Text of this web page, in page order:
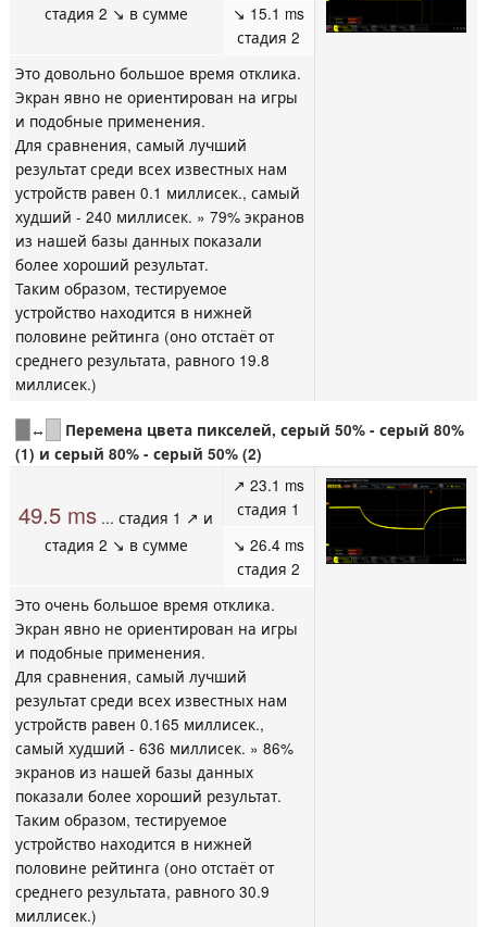
стадия 2 ↘ в сумме
↘ 15.1 ms
стадия 2
Это довольно большое время отклика.
Экран явно не ориентирован на игры
и подобные применения.
Для сравнения, самый лучший
результат среди всех известных нам
устройств равен 0.1 миллисек., самый
худший - 240 миллисек. » 79% экранов
из нашей базы данных показали
более хороший результат.
Таким образом, тестируемое
устройство находится в нижней
половине рейтинга (оно отстаёт от
среднего результата, равного 19.8
миллисек.)
↔
Перемена цвета пикселей, серый 50% - серый 80%
(1) и серый 80% - серый 50% (2)
49.5 ms ... стадия 1 ↗ и
стадия 2 ↘ в сумме
↗ 23.1 ms
стадия 1
↘ 26.4 ms
стадия 2
Это очень большое время отклика.
Экран явно не ориентирован на игры
и подобные применения.
Для сравнения, самый лучший
результат среди всех известных нам
устройств равен 0.165 миллисек.,
самый худший - 636 миллисек. » 86%
экранов из нашей базы данных
показали более хороший результат.
Таким образом, тестируемое
устройство находится в нижней
половине рейтинга (оно отстаёт от
среднего результата, равного 30.9
миллисек.)